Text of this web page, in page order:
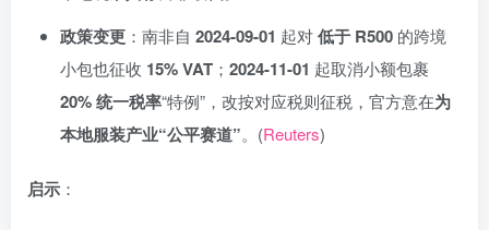
政策变更 ：南非自 2024-09-01 起对低于 R500 的跨境
小包也征收 15% VAT ； 2024-11-01 起取消小额包裹
20% 统一税率“特例”，改按对应税则征税，官方意在为
本地服装产业“公平赛道”。(Reuters)
启示 ：